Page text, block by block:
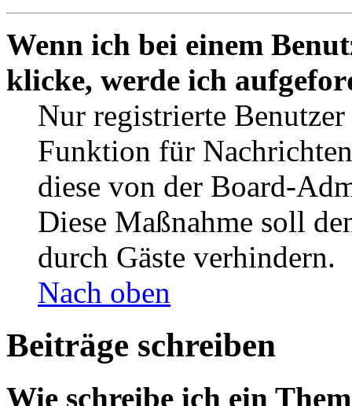
Wenn ich bei einem
klicke, werde ich
Nur registrierte
Funktion für
diese von der Board-
Diese Maßnahme soll
durch Gäste verhindern.
Nach oben
Beiträge schreiben
Wie schreibe ich ein